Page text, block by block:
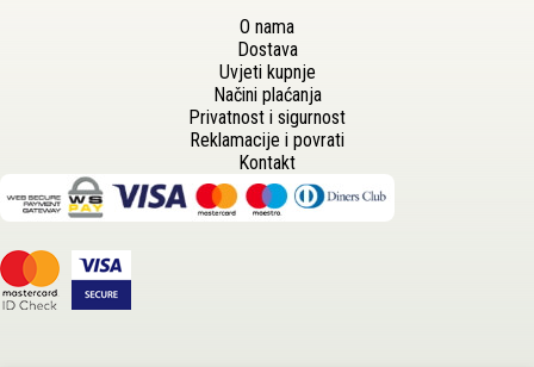
O nama
Dostava
Uvjeti kupnje
Načini plaćanja
Privatnost i sigurnost
Reklamacije i povrati
Kontakt